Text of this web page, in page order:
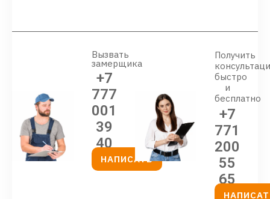
Вызвать
замерщика
+7
777
001
39
40
НАПИСАТЬ
Получить
быстро
и
бесплатно
+7
771
200
55
65